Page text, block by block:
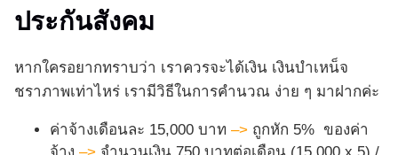
ประกันสังคม
หากใครอยากทราบว่า เราควรจะได้เงิน เงินบำเหน็จ
ชราภาพเท่าไหร่ เรามีวิธีในการคำนวณ ง่าย ๆ มาฝากค่ะ
ค่าจ้างเดือนละ 15,000 บาท –> ถูกหัก 5% ของค่า
จ้าง –> จำนวนเงิน 750 บาทต่อเดือน (15,000 x 5) /